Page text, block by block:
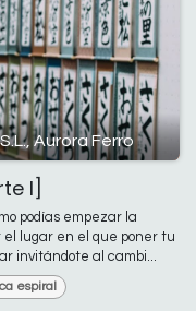
Aurora Ferro
I]
podías empezar la
lugar en el que poner tu
invitándote al cambi...
espiral